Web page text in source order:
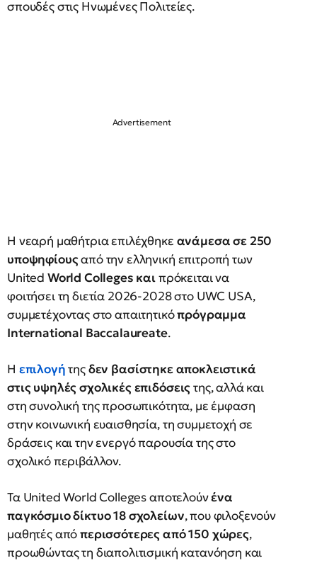
σπουδές στις Ηνωμένες Πολιτείες.
Η νεαρή μαθήτρια επιλέχθηκε ανάμεσα σε 250
υποψηφίουςαπό την ελληνική επιτροπή των
United World Colleges καιπρόκειται να
φοιτήσει τη διετία 2026-2028 στο UWC USA,
συμμετέχοντας στο απαιτητικόπρόγραμμα
International Baccalaureate.
Η επιλογήτηςδεν βασίστηκε αποκλειστικά
στις υψηλές σχολικές επιδόσειςτης, αλλά και
στη συνολική της προσωπικότητα, με έμφαση
στην κοινωνική ευαισθησία, τη συμμετοχή σε
δράσεις και την ενεργό παρουσία της στο
σχολικό περιβάλλον.
Τα United World Colleges αποτελούνένα
παγκόσμιο δίκτυο 18 σχολείων, που φιλοξενούν
μαθητές απόπερισσότερες από 150 χώρες,
προωθώντας τη διαπολιτισμική κατανόηση και